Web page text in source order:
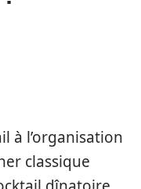
à l’organisation
classique